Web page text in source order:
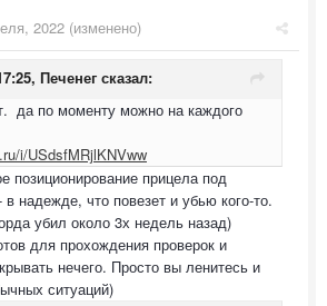
2022 (изменено)
Печенег сказал:
да по моменту можно на каждого
i/USdsfMRjlKNVww
позиционирование прицела под
надежде, что повезет и убью кого-то.
убил около 3х недель назад)
для прохождения проверок и
нечего. Просто вы ленитесь и
ситуаций)